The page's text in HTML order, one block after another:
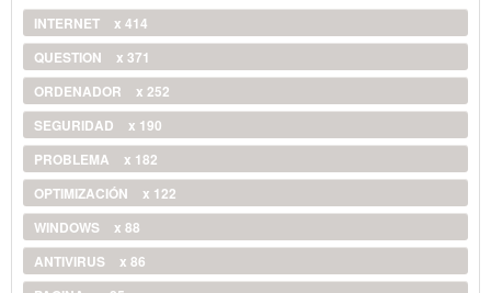
INTERNET
x 414
QUESTION
x 371
ORDENADOR
x 252
SEGURIDAD
x 190
PROBLEMA
x 182
OPTIMIZACIÓN
x 122
WINDOWS
x 88
ANTIVIRUS
x 86